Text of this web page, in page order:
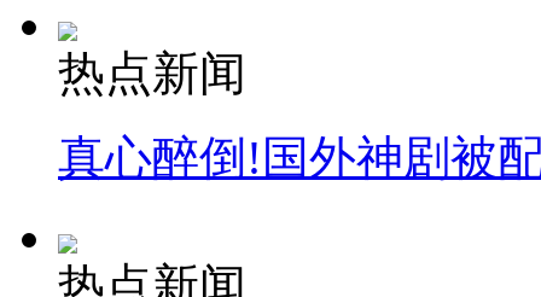
热点新闻
真心醉倒!国外神剧被
热点新闻